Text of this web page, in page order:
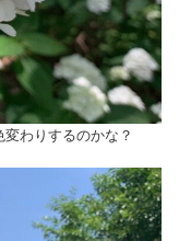
わりするのかな？